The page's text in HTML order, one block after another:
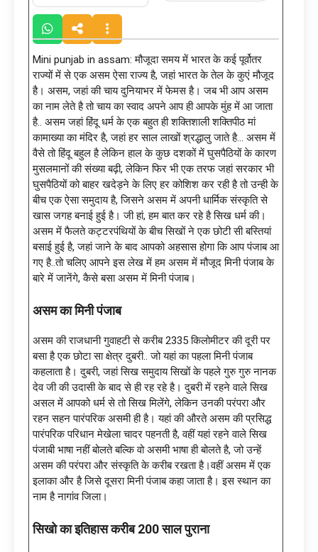
Mini punjab in assam: मौजूदा समय में भारत के कई पूर्वोतर
राज्यों में से एक असम ऐसा राज्य है, जहां भारत के तेल के कुएं मौजूद
है। असम, जहां की चाय दुनियाभर में फेमस है। जब भी आप असम
का नाम लेते है तो चाय का स्वाद अपने आप ही आपके मुंह में आ जाता
है.. असम जहां हिंदू धर्म के एक बहुत ही शक्तिशाली शक्तिपीठ मां
कामाख्या का मंदिर है, जहां हर साल लाखों श्रद्धालु जाते है… असम में
वैसे तो हिंदू बहुल है लेकिन हाल के कुछ दशकों में घुसपैठियों के कारण
मुसलमानों की संख्या बढ़ी, लेकिन फिर भी एक तरफ जहां सरकार भी
घुसपैठियों को बाहर खदेड़ने के लिए हर कोशिश कर रही है तो उन्ही के
बीच एक ऐसा समुदाय है, जिसने असम में अपनी धार्मिक संस्कृति से
खास जगह बनाई हुई है। जी हां, हम बात कर रहे है सिख धर्म की।
असम में फैलते कट्टरपंथियों के बीच सिखों ने एक छोटी सी बस्तियां
बसाई हुई है, जहां जाने के बाद आपको अहसास होगा कि आप पंजाब आ
गए है..तो चलिए आपने इस लेख में हम असम में मौजूद मिनी पंजाब के
बारे में जानेंगे, कैसे बसा असम में मिनी पंजाब।
असम का मिनी पंजाब
असम की राजधानी गुवाहटी से करीब 2335 किलोमीटर की दूरी पर
बसा है एक छोटा सा क्षेत्र दुबरी.. जो यहां का पहला मिनी पंजाब
कहलाता है। दुबरी, जहां सिख समुदाय सिखों के पहले गुरु गुरु नानक
देव जी की उदासी के बाद से ही रह रहे है। दुबरी में रहने वाले सिख
असल में आपको धर्म से तो सिख मिलेंगे, लेकिन उनकी परंपरा और
रहन सहन पारंपरिक असमी ही है। यहां की औरते असम की प्रसिद्ध
पारंपरिक परिधान मेखेला चादर पहनती है, वहीं यहां रहने वाले सिख
पंजाबी भाषा नहीं बोलते बल्कि वो असमी भाषा ही बोलते है, जो उन्हें
असम की परंपरा और संस्कृति के करीब रखता है।वहीं असम में एक
इलाका और है जिसे दूसरा मिनी पंजाब कहा जाता है। इस स्थान का
नाम है नागांव जिला।
सिखो का इतिहास करीब 200 साल पुराना